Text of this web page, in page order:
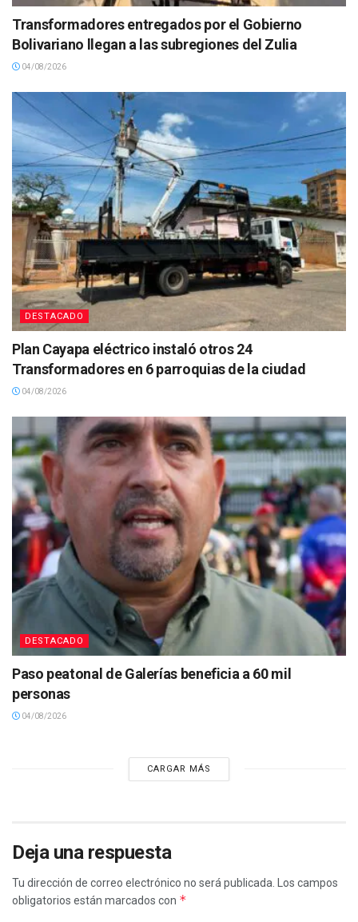
Transformadores entregados por el Gobierno
Bolivariano llegan a las subregiones del Zulia
04/08/2026
DESTACADO
Plan Cayapa eléctrico instaló otros 24
Transformadores en 6 parroquias de la ciudad
04/08/2026
DESTACADO
Paso peatonal de Galerías beneficia a 60 mil
personas
04/08/2026
CARGAR MÁS
Deja una respuesta
Tu dirección de correo electrónico no será publicada.
Los campos
obligatorios están marcados con *